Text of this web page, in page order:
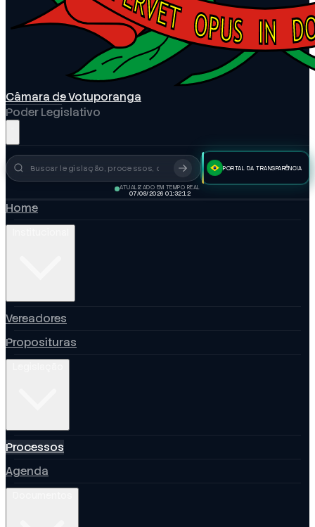
Câmara de Votuporanga
Poder Legislativo
Busca no portal PORTAL DA TRANSPARÊNCIA
ATUALIZADO EM TEMPO REAL
07/08/2026 01:32:13
Home
Vereadores
Proposituras
Processos
Agenda